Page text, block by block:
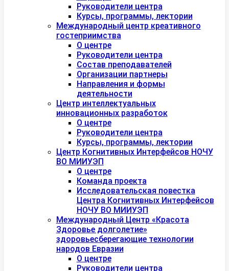
Руководители центра
Курсы, программы, лектории
Международный центр креативного
гостеприимства
О центре
Руководители центра
Состав преподавателей
Организации партнеры
Направления и формы
деятельности
Центр интеллектуальных
инновационных разработок
О центре
Руководители центра
Курсы, программы, лектории
Центр Когнитивных Интерфейсов НОЧУ
ВО МИИУЭП
О центре
Команда проекта
Исследовательская повестка
Центра Когнитивных Интерфейсов
НОЧУ ВО МИИУЭП
Международный Центр «Красота
Здоровье долголетие»
здоровьесберегающие технологии
народов Евразии
О центре
Руководители центра